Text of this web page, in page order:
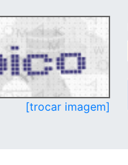
[trocar imagem]